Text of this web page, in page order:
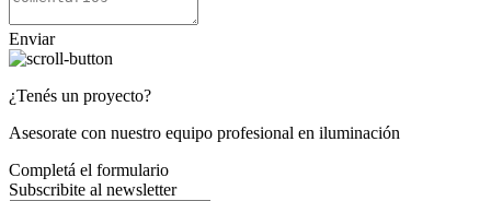
Enviar
¿Tenés un proyecto?
Asesorate con nuestro equipo profesional en iluminación
Completá el formulario
Subscribite al newsletter